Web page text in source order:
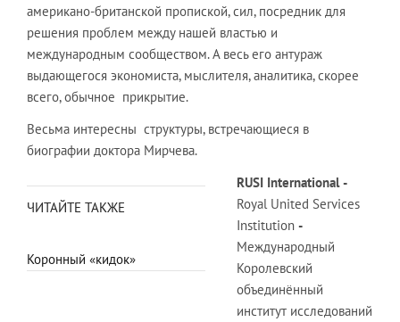
американо-британской пропиской, сил, посредник для
решения проблем между нашей властью и
международным сообществом. А весь его антураж
выдающегося экономиста, мыслителя, аналитика, скорее
всего, обычное прикрытие.
Весьма интересны структуры, встречающиеся в
биографии доктора Мирчева.
ЧИТАЙТЕ ТАКЖЕ
Коронный «кидок»
RUSI International -
Royal United Services
Institution -
Международный
Королевский
объединённый
институт исследований